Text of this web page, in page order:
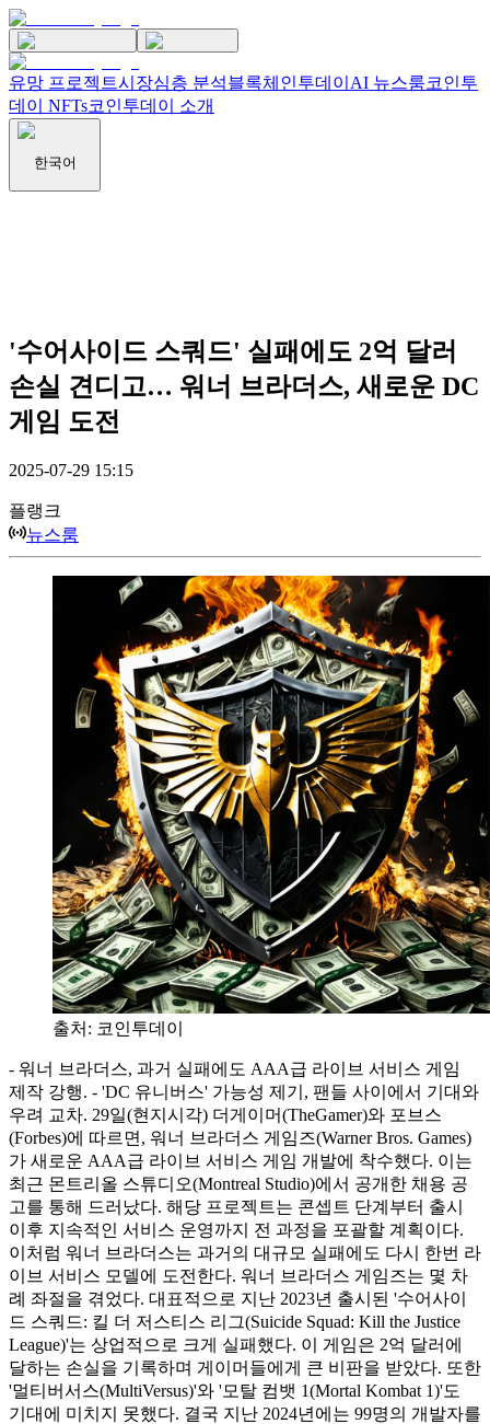
유망 프로젝트시장심층 분석블록체인투데이 AI 뉴스룸코인투
데이 NFTs코인투데이 소개
한국어
'수어사이드 스쿼드' 실패에도 2억 달러
손실 견디고… 워너 브라더스, 새로운 DC
게임 도전
2025-07-29 15:15
플랭크
뉴스룸
출처: 코인투데이
- 워너 브라더스, 과거 실패에도 AAA급 라이브 서비스 게임
제작 강행. - 'DC 유니버스' 가능성 제기, 팬들 사이에서 기대와
우려 교차. 29일(현지시각) 더게이머(TheGamer)와 포브스
(Forbes)에 따르면, 워너 브라더스 게임즈(Warner Bros. Games)
가 새로운 AAA급 라이브 서비스 게임 개발에 착수했다. 이는
최근 몬트리올 스튜디오(Montreal Studio)에서 공개한 채용 공
고를 통해 드러났다. 해당 프로젝트는 콘셉트 단계부터 출시
이후 지속적인 서비스 운영까지 전 과정을 포괄할 계획이다.
이처럼 워너 브라더스는 과거의 대규모 실패에도 다시 한번 라
이브 서비스 모델에 도전한다. 워너 브라더스 게임즈는 몇 차
례 좌절을 겪었다. 대표적으로 지난 2023년 출시된 '수어사이
드 스쿼드: 킬 더 저스티스 리그(Suicide Squad: Kill the Justice
League)'는 상업적으로 크게 실패했다. 이 게임은 2억 달러에
달하는 손실을 기록하며 게이머들에게 큰 비판을 받았다. 또한
'멀티버서스(MultiVersus)'와 '모탈 컴뱃 1(Mortal Kombat 1)'도
기대에 미치지 못했다. 결국 지난 2024년에는 99명의 개발자를